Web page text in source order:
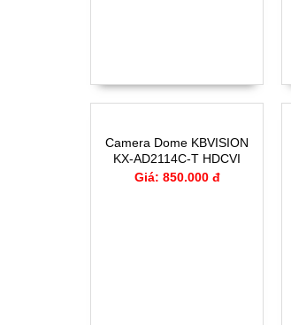
Camera Dome KBVISION
KX-AD2114C-T HDCVI
Đàm thoại 2 chiều 2.0MP
Giá: 850.000 đ